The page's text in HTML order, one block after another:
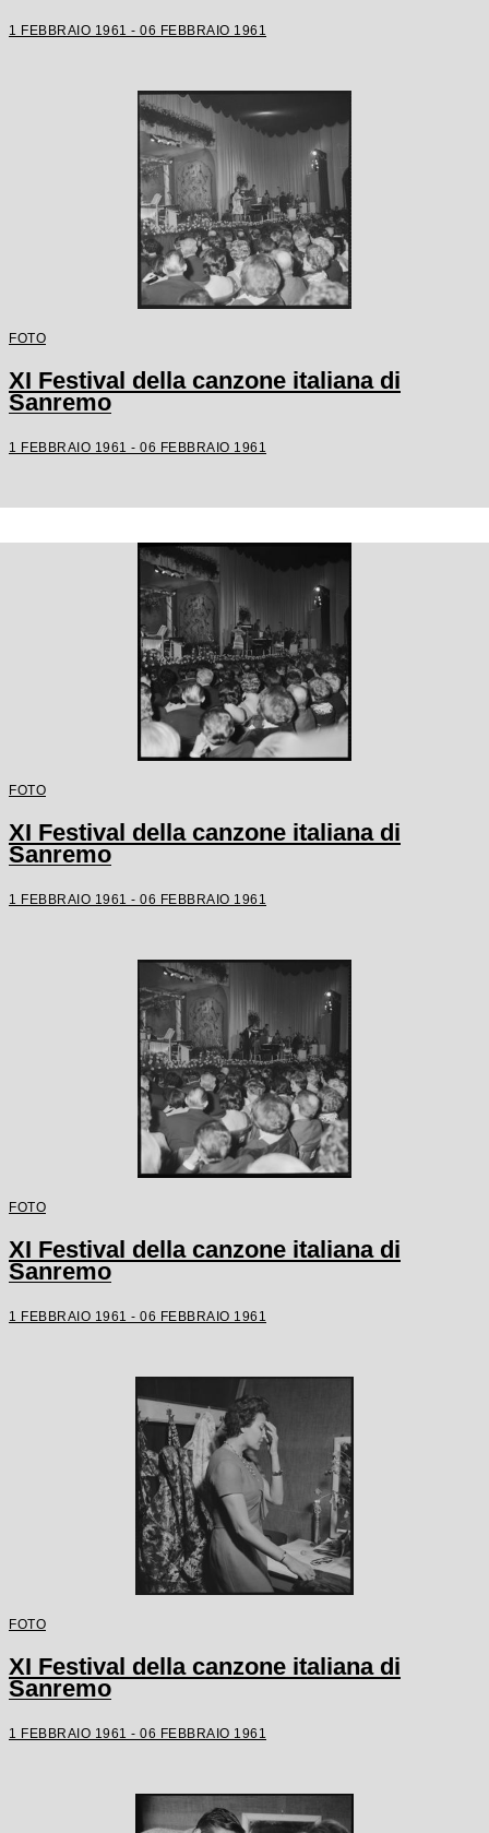
1 FEBBRAIO 1961 - 06 FEBBRAIO 1961
FOTO
XI Festival della canzone italiana di
Sanremo
1 FEBBRAIO 1961 - 06 FEBBRAIO 1961
FOTO
XI Festival della canzone italiana di
Sanremo
1 FEBBRAIO 1961 - 06 FEBBRAIO 1961
FOTO
XI Festival della canzone italiana di
Sanremo
1 FEBBRAIO 1961 - 06 FEBBRAIO 1961
FOTO
XI Festival della canzone italiana di
Sanremo
1 FEBBRAIO 1961 - 06 FEBBRAIO 1961